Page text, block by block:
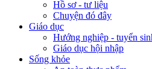
Hồ sơ - tư liệu
Chuyện đó đây
Giáo dục
Hướng nghiệp - tuyển
Giáo dục hội nhập
Sống khỏe